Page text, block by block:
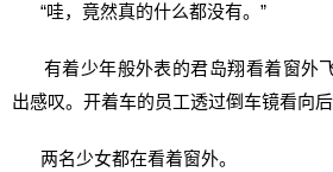
“哇，竟然真的什么都没有。”
有着少年般外表的君岛翔看着窗外
出感叹。开着车的员工透过倒车镜看向后
两名少女都在看着窗外。